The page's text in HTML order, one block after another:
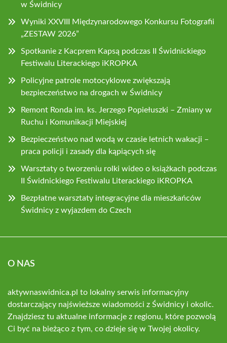
w Świdnicy
Wyniki XXVIII Międzynarodowego Konkursu Fotografii
„ZESTAW 2026”
Spotkanie z Kacprem Kapsą podczas II Świdnickiego
Festiwalu Literackiego iKROPKA
Policyjne patrole motocyklowe zwiększają
bezpieczeństwo na drogach w Świdnicy
Remont Ronda im. ks. Jerzego Popiełuszki – Zmiany w
Ruchu i Komunikacji Miejskiej
Bezpieczeństwo nad wodą w czasie letnich wakacji –
praca policji i zasady dla kąpiących się
Warsztaty o tworzeniu rolki wideo o książkach podczas
II Świdnickiego Festiwalu Literackiego iKROPKA
Bezpłatne warsztaty integracyjne dla mieszkańców
Świdnicy z wyjazdem do Czech
O NAS
aktywnaswidnica.pl to lokalny serwis informacyjny
dostarczający najświeższe wiadomości z Świdnicy i okolic.
Znajdziesz tu aktualne informacje z regionu, które pozwolą
Ci być na bieżąco z tym, co dzieje się w Twojej okolicy.